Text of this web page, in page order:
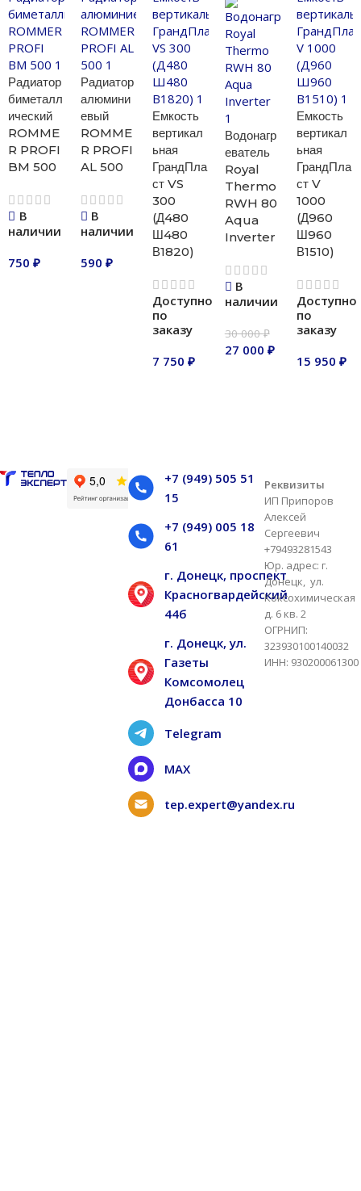
Радиатор
биметалл
ический
ROMME
R PROFI
BM 500
В
наличии
750 ₽
Радиатор
алюмини
евый
ROMME
R PROFI
AL 500
В
наличии
590 ₽
Емкость
вертикал
ьная
ГрандПла
ст VS
300
(Д480
Ш480
В1820)
Доступно
по
заказу
7 750₽
Водонагр
еватель
Royal
Thermo
RWH 80
Aqua
Inverter
В
наличии
30 000₽
27 000 ₽
Емкость
вертикал
ьная
ГрандПла
ст V
1000
(Д960
Ш960
В1510)
Доступно
по
заказу
15 950₽
+7 (949) 505 51
15
+7 (949) 005 18
61
г. Донецк, проспект
Красногвардейский
44б
г. Донецк, ул.
Газеты
Комсомолец
Донбасса 10
Telegram
MAX
tep.expert@yandex.ru
Реквизиты
ИП Припоров
Алексей
Сергеевич
+79493281543
Юр. адрес: г.
Донецк, ул.
Коксохимическая
д. 6 кв. 2
ОГРНИП:
323930100140032
ИНН: 930200061300